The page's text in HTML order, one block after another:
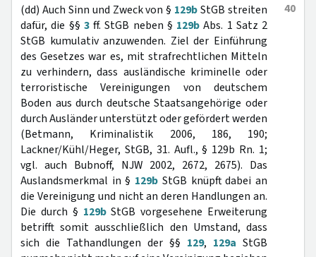
40
(dd) Auch Sinn und Zweck von § 129bStGB streiten
dafür, die §§ 3ff. StGB neben § 129b Abs. 1 Satz 2
StGB kumulativ anzuwenden. Ziel der Einführung
des Gesetzes war es, mit strafrechtlichen Mitteln
zu verhindern, dass ausländische kriminelle oder
terroristische Vereinigungen von deutschem
Boden aus durch deutsche Staatsangehörige oder
durch Ausländer unterstützt oder gefördert werden
(Betmann, Kriminalistik 2006, 186, 190;
Lackner/Kühl/Heger, StGB, 31. Aufl., § 129b Rn. 1;
vgl. auch Bubnoff, NJW 2002, 2672, 2675). Das
Auslandsmerkmal in § 129b StGB knüpft dabei an
die Vereinigung und nicht an deren Handlungen an.
Die durch § 129bStGB vorgesehene Erweiterung
betrifft somit ausschließlich den Umstand, dass
sich die Tathandlungen der §§ 129, 129a StGB